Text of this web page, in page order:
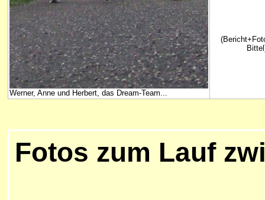
Werner, Anne und Herbert, das Dream-Team...
Fotos zum Lauf